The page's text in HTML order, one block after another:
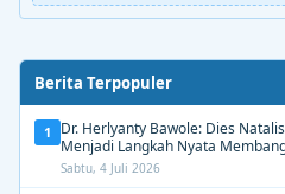
Berita Terpopuler
1
Dr. Herlyanty Bawole: Dies
Menjadi Langkah Nyata
Berdampak
Sabtu, 4 Juli 2026